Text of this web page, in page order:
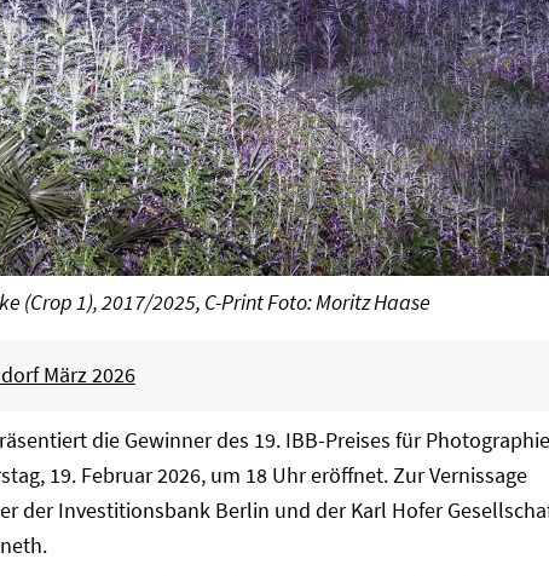
(Crop 1), 2017/2025, C-Print Foto: Moritz Haase
März 2026
die Gewinner des 19. IBB-Preises für
19. Februar 2026, um 18 Uhr eröffnet. Zur Vernissage
der Investitionsbank Berlin und der Karl Hofer